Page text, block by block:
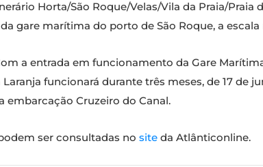
Horta/São Roque/Velas/Vila da Praia/
gare marítima do porto de São Roque, a escala
a entrada em funcionamento da Gare
Laranja funcionará durante três meses, de 17 de
embarcação Cruzeiro do Canal.
ser consultadas no site da Atlânticonline.